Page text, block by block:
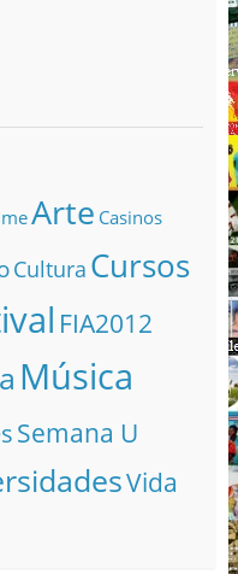
Arte Casinos
Cultura Cursos
FIA2012
Música
Semana U
Vida